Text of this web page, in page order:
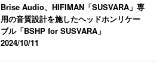
Brise Audio、HIFIMAN「SUSVARA」専
用の音質設計を施したヘッドホンリケー
ブル「BSHP for SUSVARA」
2024/10/11